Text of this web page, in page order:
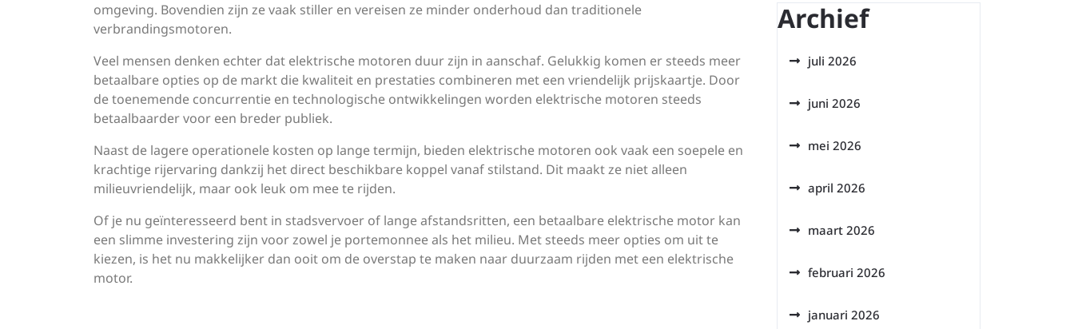
omgeving. Bovendien zijn ze vaak stiller en vereisen ze minder onderhoud dan traditionele
verbrandingsmotoren.
Veel mensen denken echter dat elektrische motoren duur zijn in aanschaf. Gelukkig komen er steeds meer
betaalbare opties op de markt die kwaliteit en prestaties combineren met een vriendelijk prijskaartje. Door
de toenemende concurrentie en technologische ontwikkelingen worden elektrische motoren steeds
betaalbaarder voor een breder publiek.
Naast de lagere operationele kosten op lange termijn, bieden elektrische motoren ook vaak een soepele en
krachtige rijervaring dankzij het direct beschikbare koppel vanaf stilstand. Dit maakt ze niet alleen
milieuvriendelijk, maar ook leuk om mee te rijden.
Of je nu geïnteresseerd bent in stadsvervoer of lange afstandsritten, een betaalbare elektrische motor kan
een slimme investering zijn voor zowel je portemonnee als het milieu. Met steeds meer opties om uit te
kiezen, is het nu makkelijker dan ooit om de overstap te maken naar duurzaam rijden met een elektrische
motor.
Archief
juli 2026
juni 2026
mei 2026
april 2026
maart 2026
februari 2026
januari 2026